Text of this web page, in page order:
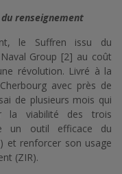
renseignement
le Suffren issu du
Group [2] au coût
révolution. Livré à la
avec près de
de plusieurs mois qui
la viabilité des trois
un outil efficace du
et renforcer son usage
(ZIR).